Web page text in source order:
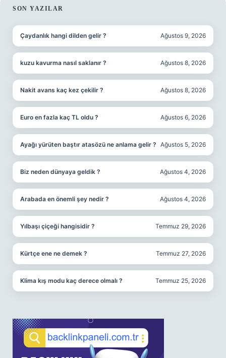
SIDEBAR
SON YAZILAR
Çaydanlık hangi dilden gelir ? Ağustos 9, 2026
kuzu kavurma nasıl saklanır ? Ağustos 8, 2026
Nakit avans kaç kez çekilir ? Ağustos 8, 2026
Euro en fazla kaç TL oldu ? Ağustos 6, 2026
Ayağı yürüten baştır atasözü ne anlama gelir ? Ağustos 5, 2026
Biz neden dünyaya geldik ? Ağustos 4, 2026
Arabada en önemli şey nedir ? Ağustos 4, 2026
Yılbaşı çiçeği hangisidir ? Temmuz 29, 2026
Kürtçe ene ne demek ? Temmuz 27, 2026
Klima kış modu kaç derece olmalı ? Temmuz 25, 2026